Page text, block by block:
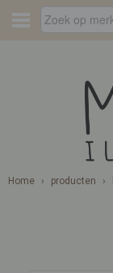
Home › producten ›